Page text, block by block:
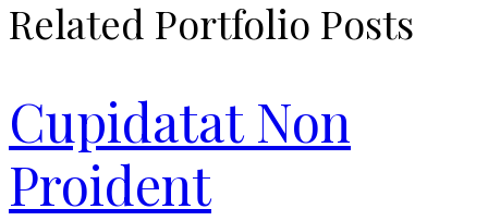
Related Portfolio Posts
Cupidatat Non
Proident